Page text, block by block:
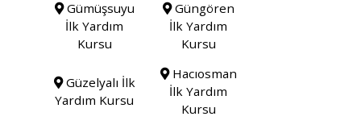
Gümüşsuyu
İlk Yardım
Kursu
Güngören
İlk Yardım
Kursu
Güzelyalı İlk
Yardım Kursu
Hacıosman
İlk Yardım
Kursu